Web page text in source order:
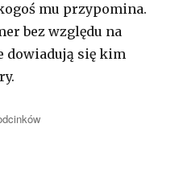
mu przypomina.
bez względu na
dowiadują się kim